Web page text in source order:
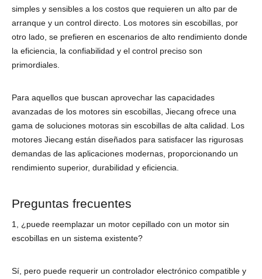
simples y sensibles a los costos que requieren un alto par de
arranque y un control directo. Los motores sin escobillas, por
otro lado, se prefieren en escenarios de alto rendimiento donde
la eficiencia, la confiabilidad y el control preciso son
primordiales.
Para aquellos que buscan aprovechar las capacidades
avanzadas de los motores sin escobillas, Jiecang ofrece una
gama de soluciones motoras sin escobillas de alta calidad. Los
motores Jiecang están diseñados para satisfacer las rigurosas
demandas de las aplicaciones modernas, proporcionando un
rendimiento superior, durabilidad y eficiencia.
Preguntas frecuentes
1, ¿puede reemplazar un motor cepillado con un motor sin
escobillas en un sistema existente?
Sí, pero puede requerir un controlador electrónico compatible y